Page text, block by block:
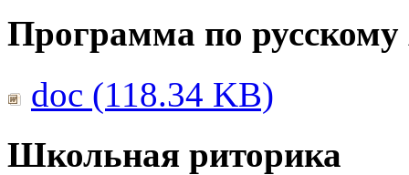
Программа по русскому
doc (118.34 KB)
Школьная риторика